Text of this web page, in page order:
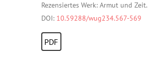
Rezensiertes Werk: Armut und
DOI: 10.59288/wug234.567-569
PDF